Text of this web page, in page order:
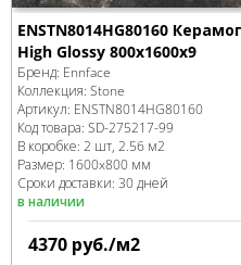
ENSTN8014HG80160
High Glossy 800x1600x9
Бренд: Ennface
Коллекция: Stone
Артикул: ENSTN8014HG80160
Код товара: SD-275217-99
В коробке: 2 шт, 2.56 м2
Размер: 1600x800 мм
Сроки доставки: 30 дней
в наличии
4370 руб./м2